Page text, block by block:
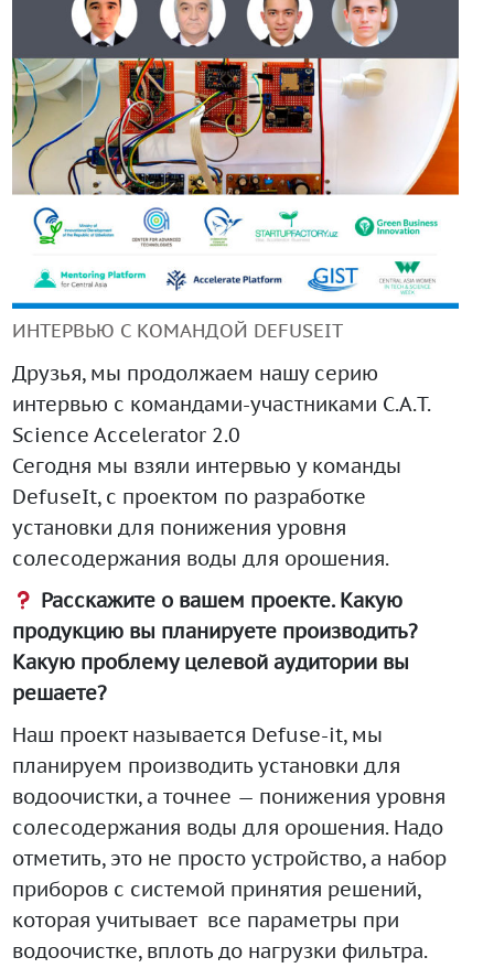
+99890 319 23 51
Инструмент диагностики ИС ВОИС
ИНТЕРВЬЮ С КОМАНДОЙ DEFUSEIT
Друзья, мы продолжаем нашу серию
интервью с командами-участниками C.A.T.
Science Accelerator 2.0
Сегодня мы взяли интервью у команды
DefuseIt, с проектом по разработке
установки для понижения уровня
солесодержания воды для орошения.
Расскажите о вашем проекте. Какую
продукцию вы планируете производить?
Какую проблему целевой аудитории вы
решаете?
Наш проект называется Defuse-it, мы
планируем производить установки для
водоочистки, а точнее — понижения уровня
солесодержания воды для орошения. Надо
отметить, это не просто устройство, а набор
приборов с системой принятия решений,
которая учитывает все параметры при
водоочистке, вплоть до нагрузки фильтра.